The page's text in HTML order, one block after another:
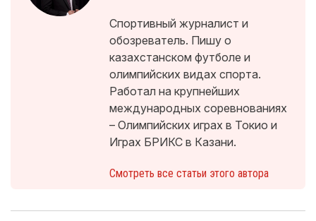
Спортивный журналист и
обозреватель. Пишу о
казахстанском футболе и
олимпийских видах спорта.
Работал на крупнейших
международных соревнованиях
– Олимпийских играх в Токио и
Играх БРИКС в Казани.
Смотреть все статьи этого автора